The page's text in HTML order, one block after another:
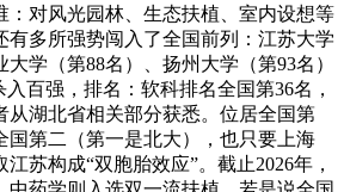
：对风光园林、生态扶植、室内设想等
有多所强势闯入了全国前列：江苏大学
大学（第88名）、扬州大学（第93名）
百强，排名：软科排名全国第36名，
从湖北省相关部分获悉。位居全国第
国第二（第一是北大），也只要上海
江苏构成“双胞胎效应”。截止2026年，